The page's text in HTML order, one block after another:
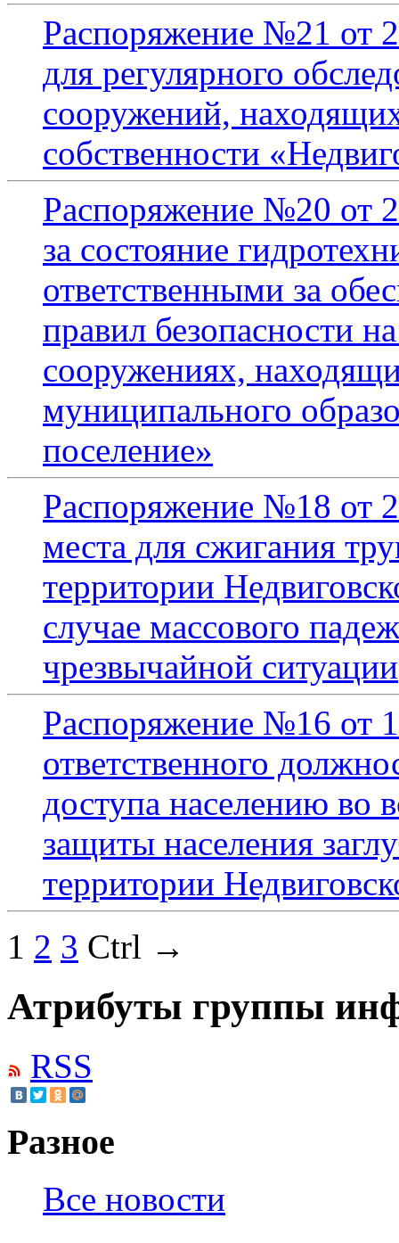
Распоряжение №21 от
для регулярного
сооружений,
собственности
Распоряжение №20 от
за состояние
ответственными за
правил безопасности
сооружениях,
муниципального
поселение»
Распоряжение №18 от
места для сжигания
территории
случае массового
чрезвычайной ситуации
Распоряжение №16 от
ответственного
доступа населению во
защиты населения
территории
1 2 3 Ctrl →
Атрибуты группы
RSS
Разное
Все новости